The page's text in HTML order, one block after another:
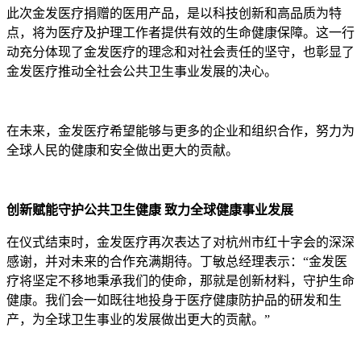
此次金发医疗捐赠的医用产品，是以科技创新和高品质为特
点，将为医疗及护理工作者提供有效的生命健康保障。这一行
动充分体现了金发医疗的理念和对社会责任的坚守，也彰显了
金发医疗推动全社会公共卫生事业发展的决心。
在未来，金发医疗希望能够与更多的企业和组织合作，努力为
全球人民的健康和安全做出更大的贡献。
创新赋能守护公共卫生健康 致力全球健康事业发展
在仪式结束时，金发医疗再次表达了对杭州市红十字会的深深
感谢，并对未来的合作充满期待。丁敏总经理表示：“金发医
疗将坚定不移地秉承我们的使命，那就是创新材料，守护生命
健康。我们会一如既往地投身于医疗健康防护品的研发和生
产，为全球卫生事业的发展做出更大的贡献。”